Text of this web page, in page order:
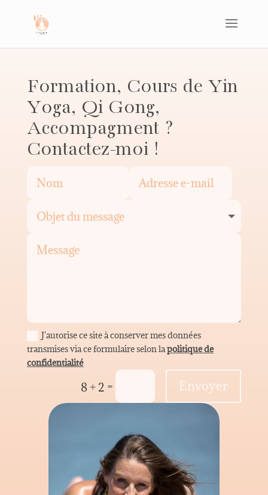
Formation, Cours de Yin
Yoga, Qi Gong,
Accompagment ?
Contactez-moi !
J'autorise ce site à conserver mes données
transmises via ce formulaire selon lapolitique de
confidentialité
8 + 2 = Envoyer